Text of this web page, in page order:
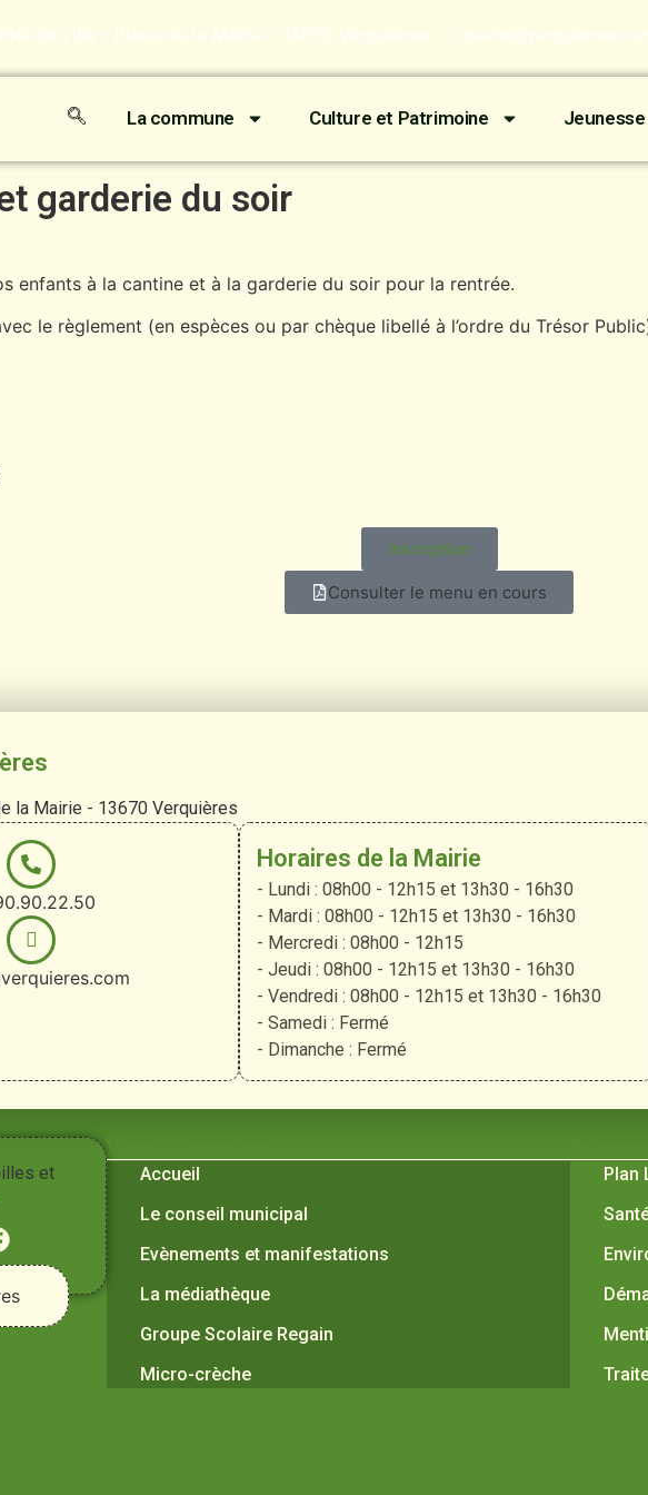
de ville - Place de la Mairie - 13670 Verquières
La commune Culture et Patrimoine
garderie du soir
enfants à la cantine et à la garderie du soir pour la rentrée.
le règlement (en espèces ou par chèque libellé à l’ordre du Trésor
Inscription
Consulter le menu en cours
la Mairie - 13670 Verquières
Horaires de la Mairie
- Lundi : 08h00 - 12h15 et 13h30 - 16h30
- Mardi : 08h00 - 12h15 et 13h30 - 16h30
- Mercredi : 08h00 - 12h15
- Jeudi : 08h00 - 12h15 et 13h30 - 16h30
- Vendredi : 08h00 - 12h15 et 13h30 - 16h30
- Samedi : Fermé
- Dimanche : Fermé
et
Vivre à Verquières
Accueil
Le conseil municipal
Evènements et manifestations
La médiathèque
Groupe Scolaire Regain
Micro-crèche
Plan